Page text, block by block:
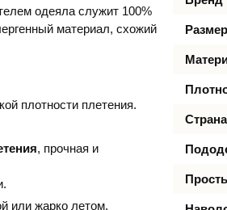
одеяла служит 100%
материал, схожий
плотности плетения.
, прочная и
или жарко летом.
Размер